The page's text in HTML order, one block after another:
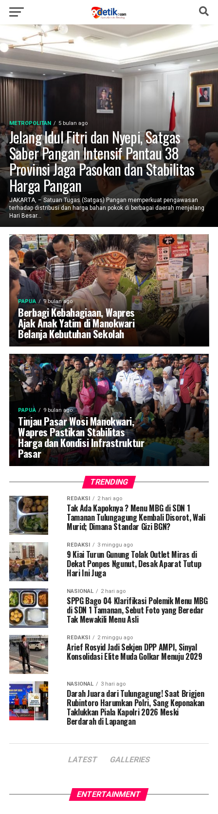
METROPOLITAN 5 bulan ago
Jelang Idul Fitri dan Nyepi, Satgas
Saber Pangan Intensif Pantau 38
Provinsi Jaga Pasokan dan Stabilitas
Harga Pangan
JAKARTA, – Satuan Tugas (Satgas) Pangan memperkuat pengawasan
terhadap distribusi dan harga bahan pokok di berbagai daerah menjelang
Hari Besar...
PAPUA 9 bulan ago
Berbagi Kebahagiaan, Wapres
Ajak Anak Yatim di Manokwari
Belanja Kebutuhan Sekolah
PAPUA 9 bulan ago
Tinjau Pasar Wosi Manokwari,
Wapres Pastikan Stabilitas
Harga dan Kondisi Infrastruktur
Pasar
TRENDING
REDAKSI 2 hari ago
Tak Ada Kapoknya ? Menu MBG di SDN 1
Tamanan Tulungagung Kembali Disorot, Wali
Murid; Dimana Standar Gizi BGN?
REDAKSI 3 minggu ago
9 Kiai Turun Gunung Tolak Outlet Miras di
Dekat Ponpes Ngunut, Desak Aparat Tutup
Hari Ini Juga
NASIONAL 2 hari ago
SPPG Bago 04 Klarifikasi Polemik Menu MBG
di SDN 1 Tamanan, Sebut Foto yang Beredar
Tak Mewakili Menu Asli
REDAKSI 2 minggu ago
Arief Rosyid Jadi Sekjen DPP AMPI, Sinyal
Konsolidasi Elite Muda Golkar Menuju 2029
NASIONAL 3 hari ago
Darah Juara dari Tulungagung! Saat Brigjen
Rubintoro Harumkan Polri, Sang Keponakan
Taklukkan Piala Kapolri 2026 Meski
Berdarah di Lapangan
LATEST GALLERIES
ENTERTAINMENT